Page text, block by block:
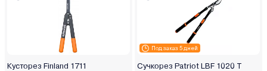
Кусторез Finland 1711
Под заказ 5 дней
Сучкорез Patriot LBF 1020 T